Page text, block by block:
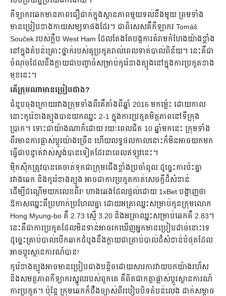
កីឡាករឆេកមានភាពជឿជាក់ក្នុងស្ថានភាពមួយទល់នឹងមួយ ព្រមទាំង
មានប្រៀបខាងកាយសម្បទាផងដែរ។ ជាពិសេសគឺកីឡាករ Tomáš
Souček របស់ក្លឹប West Ham ដែលតែងតែបង្កការគំរាមកំហែងយ៉ាងខ្លាំង
នៅក្នុងតំបន់គ្រោះថ្នាក់របស់គូប្រកួតរាល់ពេលទាត់បាល់ពិន័យ។ នេះគឺជា
ចំណុចដែលនឹងក្លាយជាបញ្ហាធំសម្រាប់កូរ៉េខាងត្បូងនៅក្នុងការប្រកួតខាង
មុខនេះ។
តើក្រុមណាមានប្រៀបជាង?
ជំនួបចុងក្រោយរវាងក្រុមទាំងពីរគឺតាំងពីឆ្នាំ 2016 មកម្ល៉េះ ដោយកាល
នោះកូរ៉េខាងត្បូងបានយកឈ្នះ 2-1 ក្នុងការប្រកួតមិត្តភាពនៅទីក្រុង
ប្រាក។ ទោះជាយ៉ាងណាក៏ដោយ រយៈពេលជិត 10 ឆ្នាំមកនេះ ក្រុមទាំង
ពីរមានការផ្លាស់ប្តូរយ៉ាងច្រើន ហើយលទ្ធផលកាលនោះក៏មិនអាចយកមក
ធ្វើជាបន្ទាត់វាស់ស្ទង់បានទៀតដែរនាពេលឥឡូវនេះ។
ម៉ិកស៊ិកត្រូវបានគេចាត់ទុកជាក្រុមជើងខ្លាំងប្រចាំពូល ដូច្នេះការប៉ះគ្នា
រវាងឆេក និងកូរ៉េខាងត្បូង អាចជាការប្រកួតកាត់សេចក្តីដ៏សំខាន់
ដើម្បីដណ្តើមយកលេខពីរ! ហាងឆេងដែលផ្តល់ដោយ 1xBet បង្ហាញថា
ឱកាសឈ្នះគឺប្រហាក់ប្រហែលគ្នា ដោយអត្រាឈ្នះសម្រាប់កូនក្រុមលោក
Hong Myung-bo គឺ 2.73 ស្មើ 3.20 និងអត្រាឈ្នះសម្រាប់ឆេកគឺ 2.83។
នេះគឺជាការប្រកួតដែលមិនទាន់អាចរកឃើញអ្នកមានប្រៀបដាច់នោះទេ
ដូច្នេះគ្រាប់បាល់បើកឆាកដំបូងនឹងក្លាយជាគ្រាប់បាល់ដ៏សំខាន់បំផុតដែល
អាចប្តូរស្ថានការណ៍បាន!
កូរ៉េខាងត្បូងអាចមានប្រៀបជាងបន្តិចដោយសារការវាយបកយ៉ាងរហ័ស
និងសមត្ថភាពកីឡាករស្នូលរបស់ពួកគេ គឺពិតជាកត្តាផ្លាស់ប្តូរស្ថានការណ៍
ការប្រកួត។ ប៉ុន្តែ ក្រុមឆេកក៏ដឹងច្បាស់ពីរបៀបបិទតំបន់លេង ដាក់សម្ពាធ